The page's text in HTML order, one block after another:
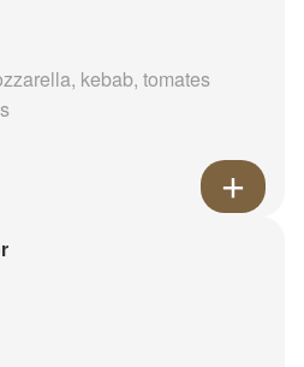
kebab, tomates